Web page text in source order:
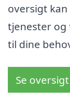
oversigt
tjenester og
til dine
Se